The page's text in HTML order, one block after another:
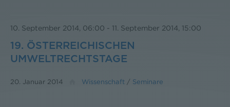
10. September 2014, 06:00 - 11. September 2014, 15:00
19. ÖSTERREICHISCHEN
UMWELTRECHTSTAGE
20. Januar 2014 Wissenschaft / Seminare